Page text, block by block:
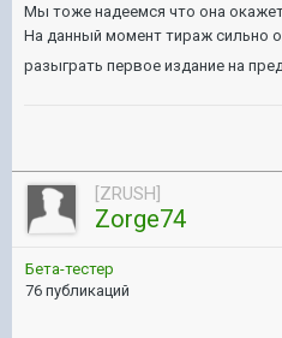
Мы тоже надеемся что она
На данный момент тираж сильно
разыграть первое издание на
[ZRUSH]
Zorge74
Бета-тестер
76 публикаций